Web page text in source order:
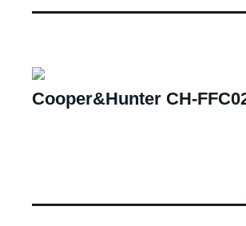
Cooper&Hunter CH-